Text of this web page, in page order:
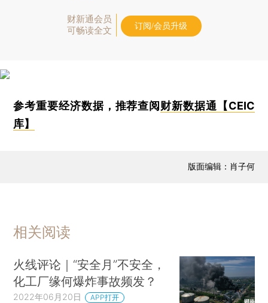
财新通会员
可畅读全文
订阅/会员升级
参考重要经济数据，推荐查阅 财新数据通【CEIC
库】
版面编辑：肖子何
相关阅读
火线评论｜“安全月”不安全，
化工厂缘何爆炸事故频发？
2022年06月20日 APP打开